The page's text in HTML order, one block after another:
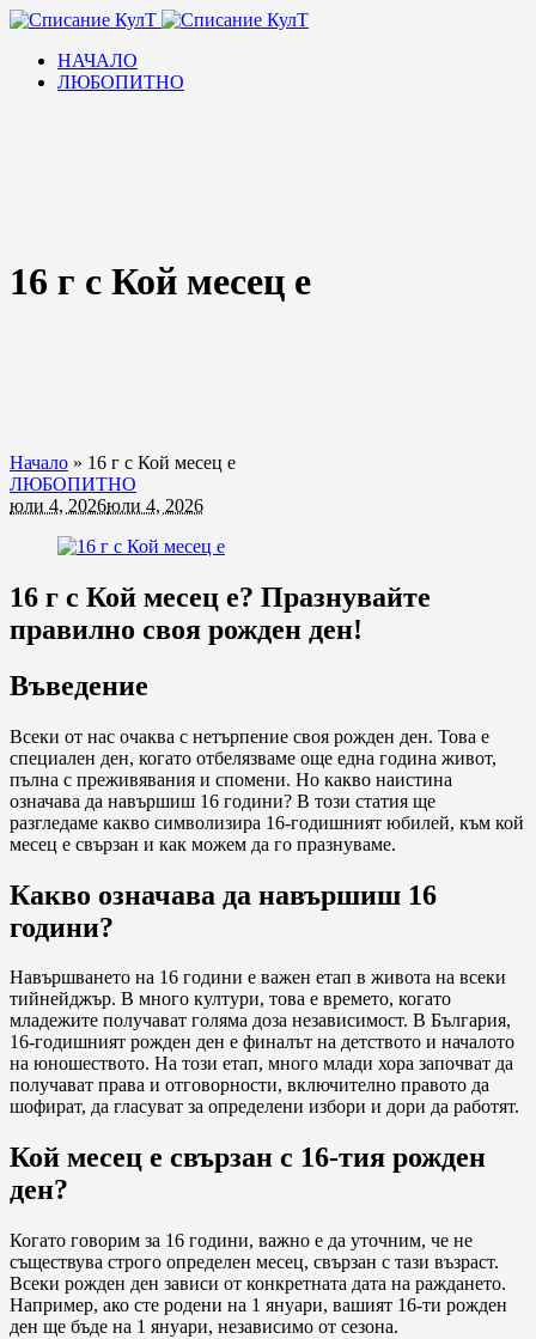
НАЧАЛО
ЛЮБОПИТНО
16 г с Кой месец е
Начало » 16 г с Кой месец е
ЛЮБОПИТНО
юли 4, 2026юли 4, 2026
16 г с Кой месец е? Празнувайте
правилно своя рожден ден!
Въведение
Всеки от нас очаква с нетърпение своя рожден ден. Това е
специален ден, когато отбелязваме още една година живот,
пълна с преживявания и спомени. Но какво наистина
означава да навършиш 16 години? В този статия ще
разгледаме какво символизира 16-годишният юбилей, към кой
месец е свързан и как можем да го празнуваме.
Какво означава да навършиш 16
години?
Навършването на 16 години е важен етап в живота на всеки
тийнейджър. В много култури, това е времето, когато
младежите получават голяма доза независимост. В България,
16-годишният рожден ден е финалът на детството и началото
на юношеството. На този етап, много млади хора започват да
получават права и отговорности, включително правото да
шофират, да гласуват за определени избори и дори да работят.
Кой месец е свързан с 16-тия рожден
ден?
Когато говорим за 16 години, важно е да уточним, че не
съществува строго определен месец, свързан с тази възраст.
Всеки рожден ден зависи от конкретната дата на раждането.
Например, ако сте родени на 1 януари, вашият 16-ти рожден
ден ще бъде на 1 януари, независимо от сезона.